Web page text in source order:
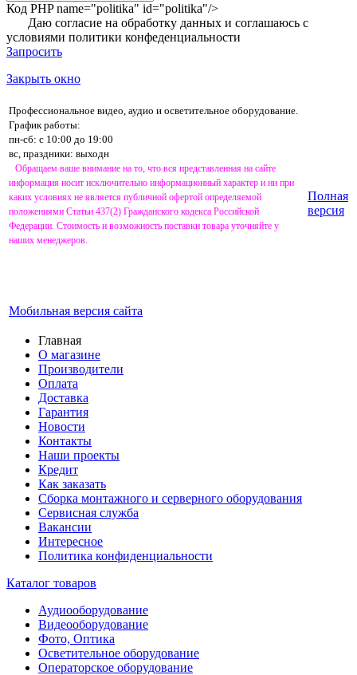
Код PHPname="politika" id="politika"/>
Даю согласие на обработку данных и соглашаюсь с
условиями политики конфеденциальности
Запросить
Закрыть окно
Профессиональное видео, аудио и осветительное оборудование.
График работы:
пн-сб: с 10:00 до 19:00
вс, праздники: выходн
Обращаем ваше внимание на то, что вся представленная на сайте
информация носит исключительно информационный характер и ни при
каких условиях не является публичной офертой определяемой
положениями Статьи 437(2) Гражданского кодекса Российской
Федерации. Стоимость и возможность поставки товара уточняйте у
наших менеджеров.
Мобильная версия сайта
Полная
версия
Главная
О магазине
Производители
Оплата
Доставка
Гарантия
Новости
Контакты
Наши проекты
Кредит
Как заказать
Сборка монтажного и серверного оборудования
Сервисная служба
Вакансии
Интересное
Политика конфиденциальности
Каталог товаров
Аудиооборудование
Видеооборудование
Фото, Оптика
Осветительное оборудование
Операторское оборудование